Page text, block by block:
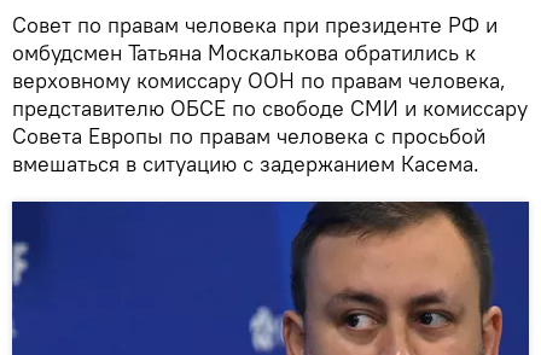
Совет по правам человека при президенте РФ и
омбудсмен Татьяна Москалькова обратились к
верховному комиссару ООН по правам человека,
представителю ОБСЕ по свободе СМИ и комиссару
Совета Европы по правам человека с просьбой
вмешаться в ситуацию с задержанием Касема.